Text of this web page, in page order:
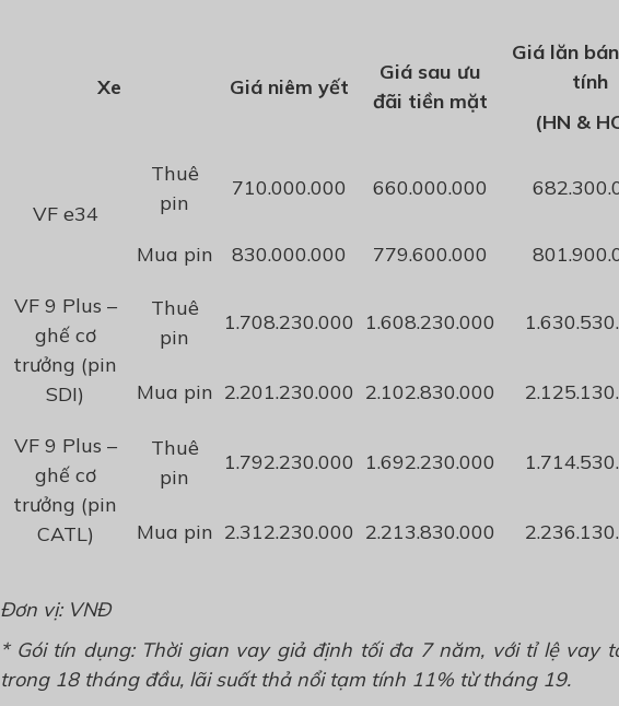
Xe Giá niêm yết
Giá sau ưu
đãi tiền mặt
Giá lăn
tính
(HN &
VF e34
Thuê
pin
710.000.000 660.000.000 682
Mua pin 830.000.000 779.600.000 80
VF 9 Plus –
ghế cơ
trưởng (pin
SDI)
Thuê
pin
1.708.230.000 1.608.230.000
Mua pin 2.201.230.000 2.102.830.000 2.
VF 9 Plus –
ghế cơ
trưởng (pin
CATL)
Thuê
pin
1.792.230.000 1.692.230.000
Mua pin 2.312.230.000 2.213.830.000
Đơn vị: VNĐ
* Gói tín dụng: Thời gian vay giả định tối đa 7 năm, với tỉ lệ vay
trong 18 tháng đầu, lãi suất thả nổitạm tính 11% từ tháng 19.